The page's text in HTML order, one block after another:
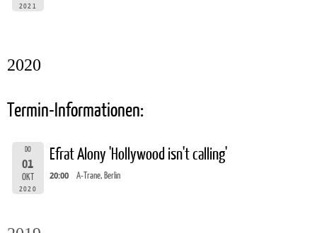
2021
2020
Termin-Informationen:
DO
01
OKT
2020
Efrat Alony 'Hollywood isn't calling'
20:00 A-Trane, Berlin